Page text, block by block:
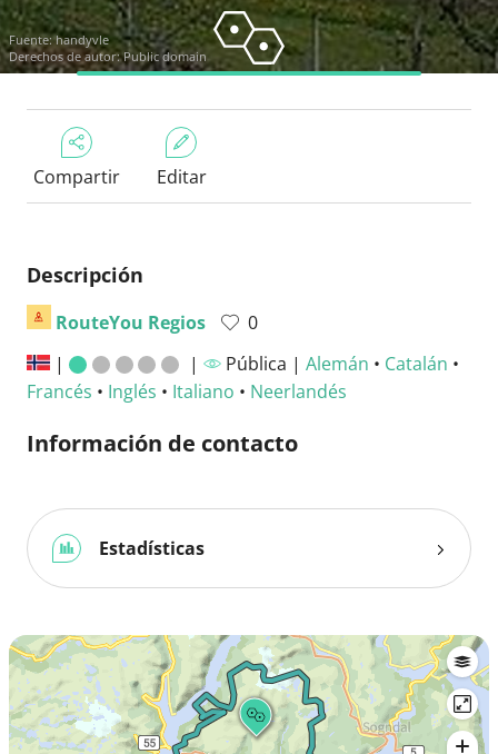
Fuente:handyvle
Derechos de autor: Public domain
Compartir Editar
Descripción
RouteYou Regios
0
|
| Pública | Alemán • Catalán •
Francés • Inglés • Italiano • Neerlandés
Información de contacto
Estadísticas